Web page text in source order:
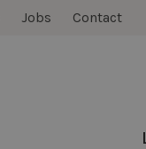
Jobs Contact